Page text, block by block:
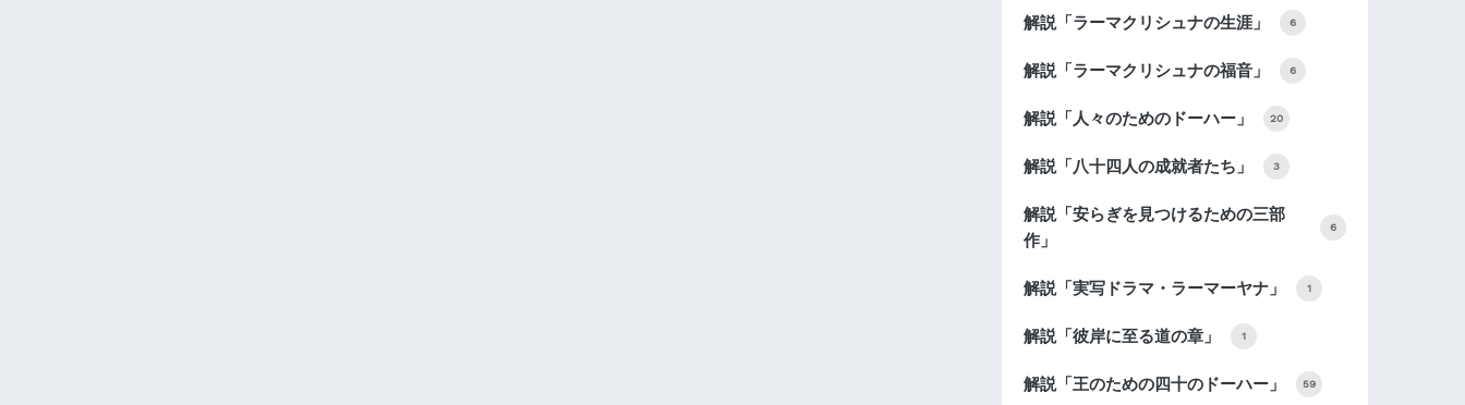
解説「ラーマクリシュナの生涯」 6
解説「ラーマクリシュナの福音」 6
解説「人々のためのドーハー」 20
解説「八十四人の成就者たち」 3
解説「安らぎを見つけるための三部
作」
6
解説「実写ドラマ・ラーマーヤナ」 1
解説「彼岸に至る道の章」 1
解説「王のための四十のドーハー」 59